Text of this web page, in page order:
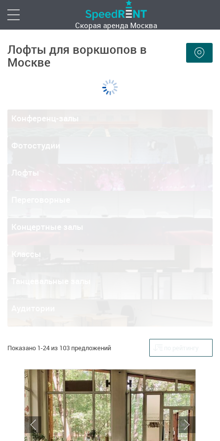
Скорая аренда Москва
Лофты для воркшопов в
Москве
Конференц-залы
Фотостудии
Лофты
Классы
Показано 1-24 из 103 предложений